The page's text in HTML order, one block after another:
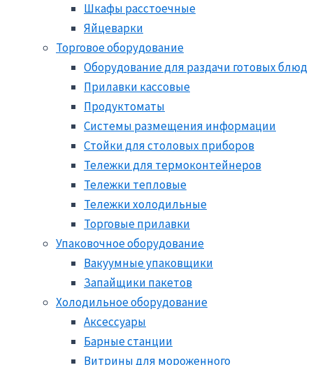
Шкафы расстоечные
Яйцеварки
Торговое оборудование
Оборудование для раздачи готовых блюд
Прилавки кассовые
Продуктоматы
Системы размещения информации
Стойки для столовых приборов
Тележки для термоконтейнеров
Тележки тепловые
Тележки холодильные
Торговые прилавки
Упаковочное оборудование
Вакуумные упаковщики
Запайщики пакетов
Холодильное оборудование
Аксессуары
Барные станции
Витрины для мороженного